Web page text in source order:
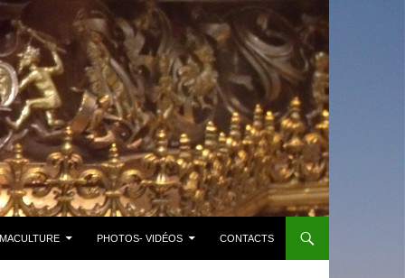
PHOTOS- VIDÉOS CONTACTS